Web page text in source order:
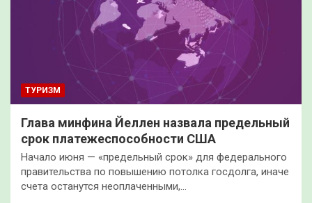
ТУРИЗМ
Глава минфина Йеллен назвала предельный
срок платежеспособности США
Начало июня — «предельный срок» для федерального
правительства по повышению потолка госдолга, иначе
счета останутся неоплаченными,…